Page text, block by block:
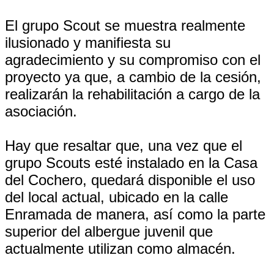
El grupo Scout se muestra realmente
ilusionado y manifiesta su
agradecimiento y su compromiso con el
proyecto ya que, a cambio de la cesión,
realizarán la rehabilitación a cargo de la
asociación.
Hay que resaltar que, una vez que el
grupo Scouts esté instalado en la Casa
del Cochero, quedará disponible el uso
del local actual, ubicado en la calle
Enramada de manera, así como la parte
superior del albergue juvenil que
actualmente utilizan como almacén.